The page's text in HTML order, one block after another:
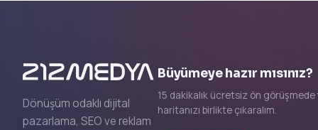
Dönüşüm odaklı dijital
pazarlama, SEO ve reklam
Büyümeye hazır mısınız?
15 dakikalık ücretsiz ön görüşmede
haritanızı birlikte çıkaralım.